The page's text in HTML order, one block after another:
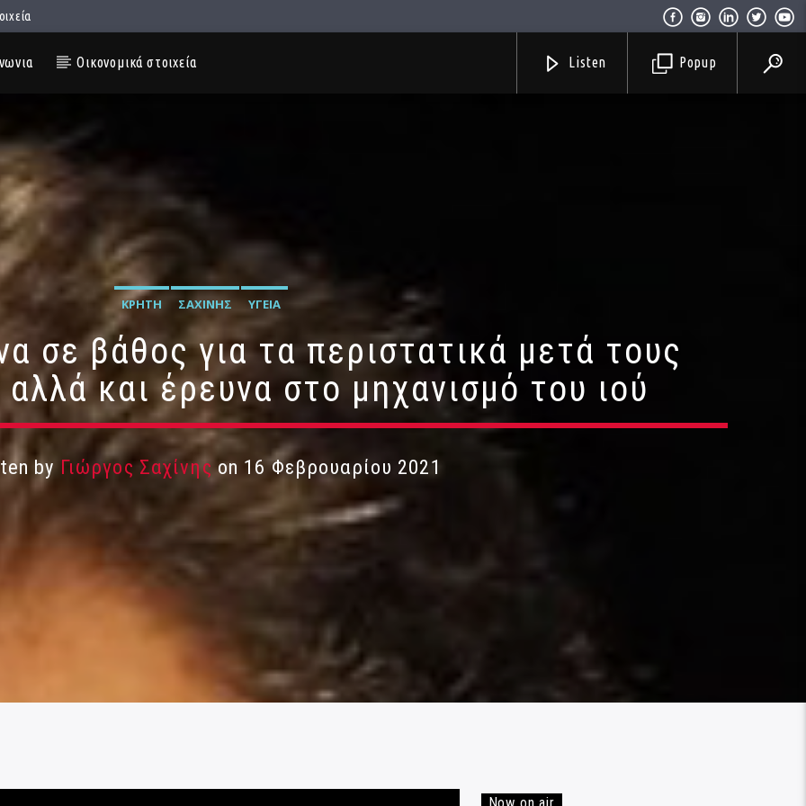
Οικονομικά στοιχεία Popup
Listen
ΚΡΉΤΗ ΣΑΧΊΝΗΣ ΥΓΕΊΑ
σε βάθος για τα περιστατικά μετά τους
και έρευνα στο μηχανισμό του ιού
by Γιώργος Σαχίνηςon 16 Φεβρουαρίου 2021